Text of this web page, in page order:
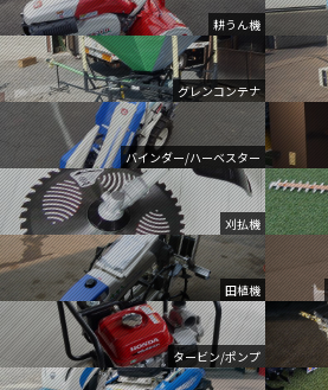
耕うん機
グレンコンテナ
バインダー/ハーベスター
刈払機
田植機
タービン/ポンプ